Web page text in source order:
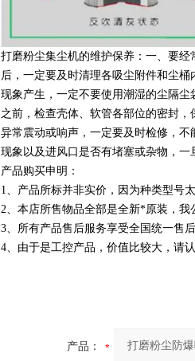
打磨粉尘集尘机的维护保养：一、要
后，一定要及时清理各吸尘附件和尘
现象产生，一定不要使用潮湿的尘隔
之前，检查壳体、软管各部位的密封
异常震动或响声，一定要及时检修，
现象以及进风口是否有堵塞或杂物，一
产品购买申明：
1、产品所标并非实价，因为种类型号
2、本店所售物品全部是全新*原装，
3、所有产品售后服务享受全国统一售
4、由于是工控产品，价值比较大，请
产品：